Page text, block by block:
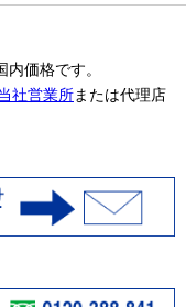
価格です。
社営業所または代理店